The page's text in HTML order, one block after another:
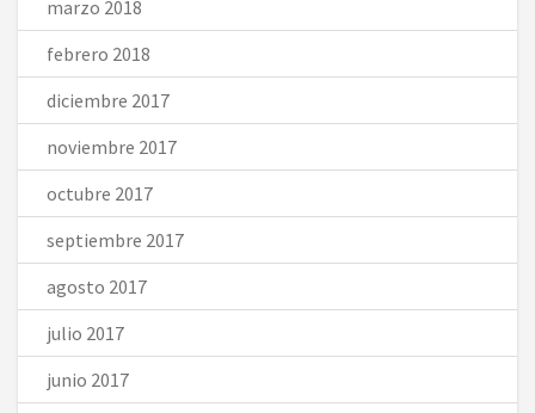
marzo 2018
febrero 2018
diciembre 2017
noviembre 2017
octubre 2017
septiembre 2017
agosto 2017
julio 2017
junio 2017